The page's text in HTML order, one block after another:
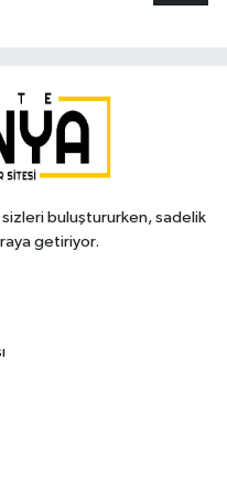
buluştururken, sadelik
getiriyor.